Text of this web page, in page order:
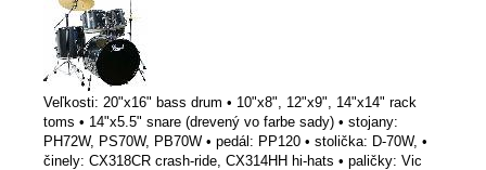
Veľkosti: 20"x16" bass drum • 10"x8", 12"x9", 14"x14" rack
toms • 14"x5.5" snare (drevený vo farbe sady) • stojany:
PH72W, PS70W, PB70W • pedál: PP120 • stolička: D-70W, •
činely: CX318CR crash-ride, CX314HH hi-hats • paličky: Vic